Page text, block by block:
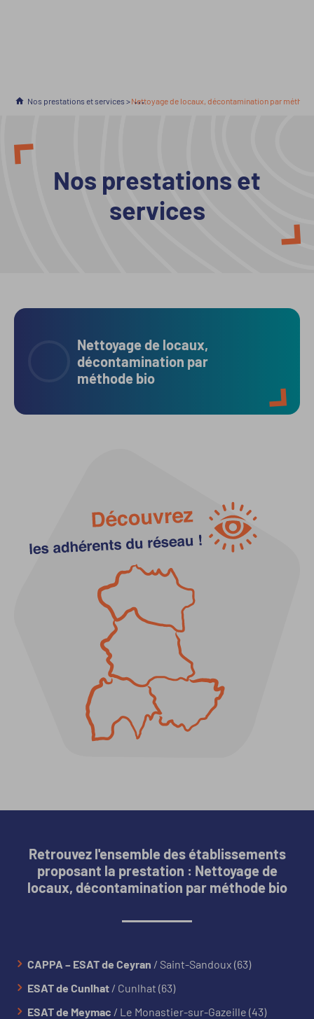
Accueil
Nos prestations et services En cours :
Nettoyage de locaux, décontamination par
Nos prestations et
services
Nettoyage de locaux,
décontamination par
méthode bio
Retrouvez l'ensemble des établissements
proposant la prestation : Nettoyage de
locaux, décontamination par méthode bio
CAPPA – ESAT de Ceyran / Saint-Sandoux (63)
ESAT de Cunlhat / Cunlhat (63)
ESAT de Meymac / Le Monastier-sur-Gazeille (43)